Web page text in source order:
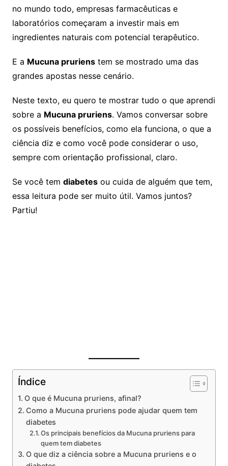
no mundo todo, empresas farmacêuticas e
laboratórios começaram a investir mais em
ingredientes naturais com potencial terapêutico.
E a Mucuna prurienstem se mostrado uma das
grandes apostas nesse cenário.
Neste texto, eu quero te mostrar tudo o que aprendi
sobre a Mucuna pruriens. Vamos conversar sobre
os possíveis benefícios, como ela funciona, o que a
ciência diz e como você pode considerar o uso,
sempre com orientação profissional, claro.
Se você tem diabetesou cuida de alguém que tem,
essa leitura pode ser muito útil. Vamos juntos?
Partiu!
Índice
O que é Mucuna pruriens, afinal?
Como a Mucuna pruriens pode ajudar quem tem
diabetes
Os principais benefícios da Mucuna pruriens para
quem tem diabetes
O que diz a ciência sobre a Mucuna pruriens e o